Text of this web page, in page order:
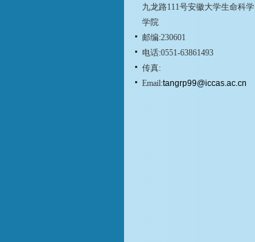
九龙路111号安徽大学生命科学
学院
邮编:230601
电话:0551-63861493
传真:
Email:tangrp99@iccas.ac.cn